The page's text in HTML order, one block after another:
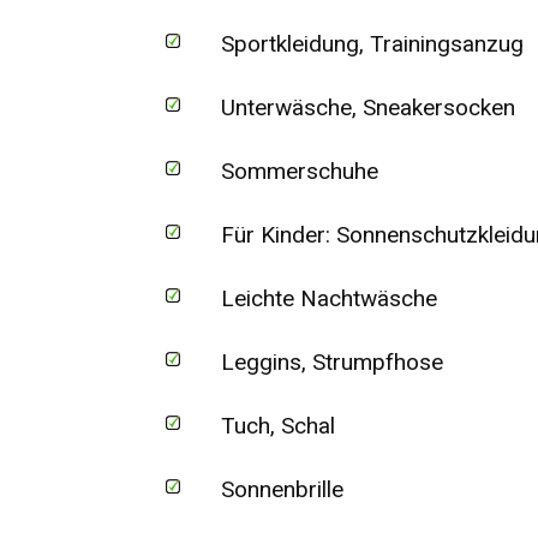
Sportkleidung, Trainingsanzug
Unterwäsche, Sneakersocken
Sommerschuhe
Für Kinder:
Leichte Nachtwäsche
Leggins, Strumpfhose
Tuch, Schal
Sonnenbrille